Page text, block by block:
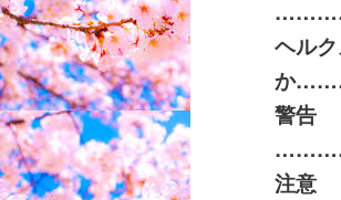
ヘル
か
警告
注意